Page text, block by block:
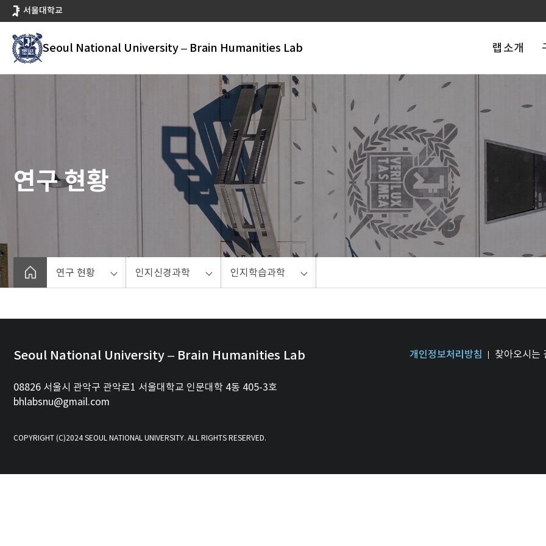
로
서울대학교
Seoul National University – Brain Humanities Lab 랩 소개
연구 현황
연구 현황 인지신경과학 인지학습과학
Seoul National University – Brain Humanities Lab 개인정보처리방침 찾아오시는
08826 서울시 관악구 관악로1 서울대학교 인문대학 4동 405-3호
bhlabsnu@gmail.com
COPYRIGHT (C)2024 SEOUL NATIONAL UNIVERSITY. ALL RIGHTS RESERVED.